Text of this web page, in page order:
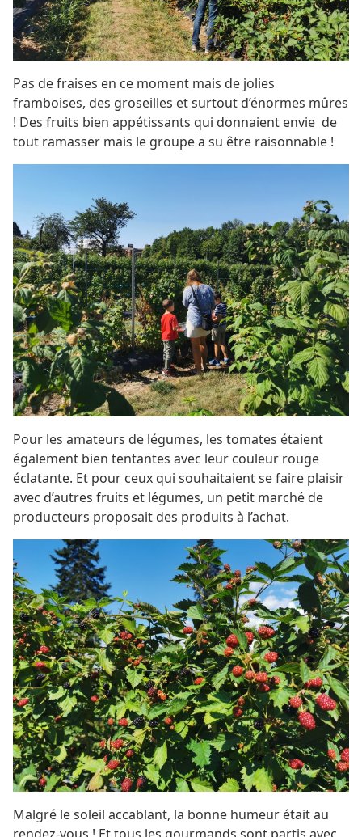
Pas de fraises en ce moment mais de jolies
framboises, des groseilles et surtout d’énormes mûres
! Des fruits bien appétissants qui donnaient envie de
tout ramasser mais le groupe a su être raisonnable !
Pour les amateurs de légumes, les tomates étaient
également bien tentantes avec leur couleur rouge
éclatante. Et pour ceux qui souhaitaient se faire plaisir
avec d’autres fruits et légumes, un petit marché de
producteurs proposait des produits à l’achat.
Malgré le soleil accablant, la bonne humeur était au
rendez-vous ! Et tous les gourmands sont partis avec